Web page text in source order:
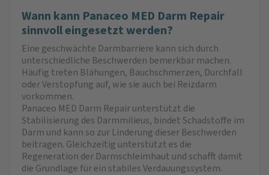
Wann kann Panaceo MED Darm Repair
sinnvoll eingesetzt werden?
Eine geschwächte Darmbarriere kann sich durch
unterschiedliche Beschwerden bemerkbar machen.
Häufig treten Blähungen, Bauchschmerzen, Durchfall
oder Verstopfung auf, wie sie auch bei Reizdarm
vorkommen.
Panaceo MED Darm Repair unterstützt die
Stabilisierung des Darmmilieus, bindet Schadstoffe im
Darm und kann so zur Linderung dieser Beschwerden
beitragen. Gleichzeitig unterstützt es die
Regeneration der Darmschleimhaut und schafft damit
die Grundlage für ein stabiles Verdauungssystem.